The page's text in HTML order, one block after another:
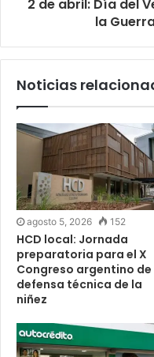
2 de abril: Día del
la
Noticias
agosto 5, 2026 152
HCD local: Jornada
preparatoria para el X
Congreso argentino de
defensa técnica de la
niñez